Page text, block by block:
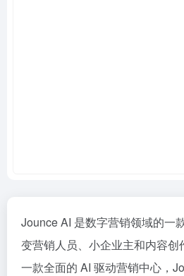
Jounce AI 是数字营销领域的一
变营销人员、小企业主和内容
一款全面的 AI 驱动营销中心，